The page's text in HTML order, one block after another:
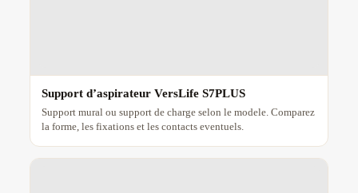
Support d’aspirateur VersLife S7PLUS
Support mural ou support de charge selon le modele. Comparez
la forme, les fixations et les contacts eventuels.